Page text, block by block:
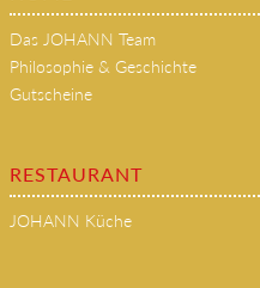
Das JOHANN Team
Philosophie & Geschichte
Gutscheine
RESTAURANT
JOHANN Küche